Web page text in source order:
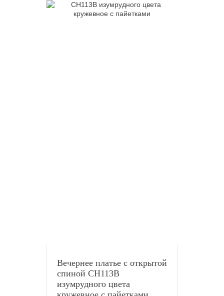
Вечернее платье с открытой
спиной CH113B
изумрудного цвета